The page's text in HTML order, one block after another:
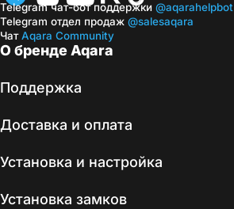
О бренде Aqara
Поддержка
Доставка и оплата
Установка и настройка
Установка замков
Telegram чат-бот поддержки @aqarahelpbot
Telegram отдел продаж @salesaqara
ЧатAqara Community